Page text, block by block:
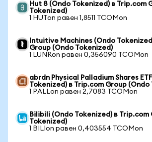
Hut 8 (Ondo Tokenized) в Trip.com
Tokenized)
1 HUTon равен 1,8511 TCOMon
Intuitive Machines (Ondo
Group (Ondo Tokenized)
1 LUNRon равен 0,356090 TCOMon
abrdn Physical Palladium Shares
Tokenized) в Trip.com Group (Ondo
1 PALLon равен 2,7083 TCOMon
Bilibili (Ondo Tokenized) в Trip.com
Tokenized)
1 BILIon равен 0,403554 TCOMon